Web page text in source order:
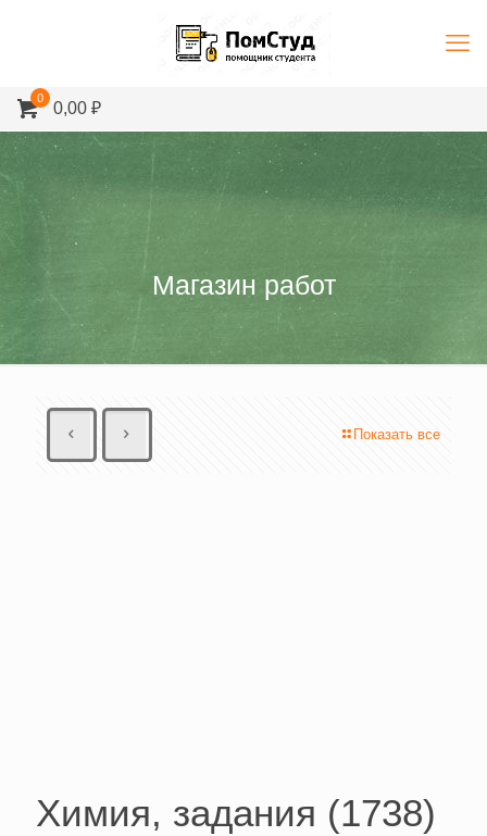
0
0,00 ₽
Магазин работ
Показать все
Химия, задания (1738)